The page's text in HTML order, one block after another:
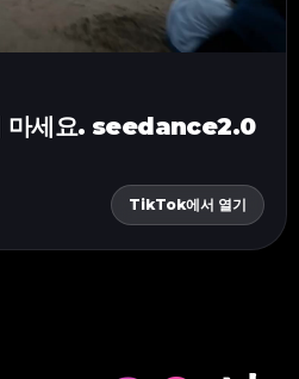
마세요. seedance2.0
TikTok에서 열기